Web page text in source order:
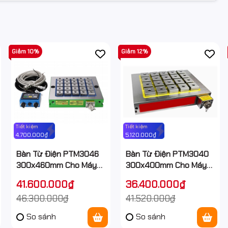
gia công các chi tiết có trọng lượng và diện tích lớn như
và nhiều loại linh kiện cơ khí công nghiệp khác.
bề mặt phôi, tăng khả năng giữ chắc trong quá trình phay thô,
là việc thiết kế và lắp đặt đồ gá phù hợp. Quá trình này không
Tiết kiệm
4.700.000₫
Giảm 10%
Bàn Từ Điện PTM3046
300x460mm Cho Máy
41.600.000₫
46.300.000₫
So sánh
Tiết kiệm
5.120.000₫
Giảm 12%
Bàn Từ Điện PTM3040
300x400mm Cho Máy
36.400.000₫
41.520.000₫
So sánh